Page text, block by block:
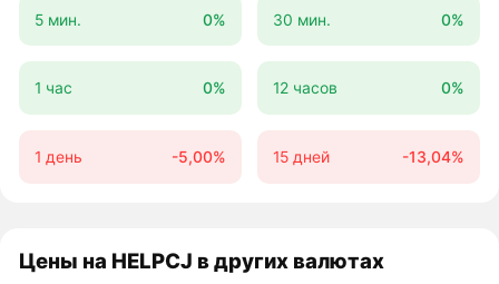
5 мин. 0% 30 мин. 0%
1 час 0% 12 часов 0%
1 день -5,00% 15 дней -13,04%
Цены на HELPCJ в других валютах